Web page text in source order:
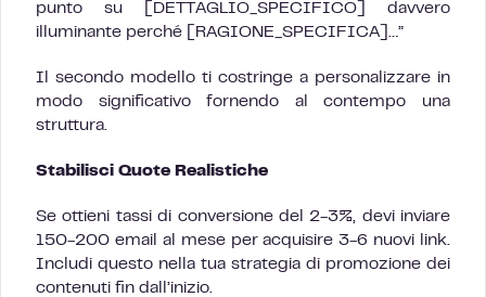
punto su [DETTAGLIO_SPECIFICO] davvero
illuminante perché [RAGIONE_SPECIFICA]…”
Il secondo modello ti costringe a personalizzare in
modo significativo fornendo al contempo una
struttura.
Stabilisci Quote Realistiche
Se ottieni tassi di conversione del 2-3%, devi inviare
150-200 email al mese per acquisire 3-6 nuovi link.
Includi questo nella tua strategia di promozione dei
contenuti fin dall’inizio.